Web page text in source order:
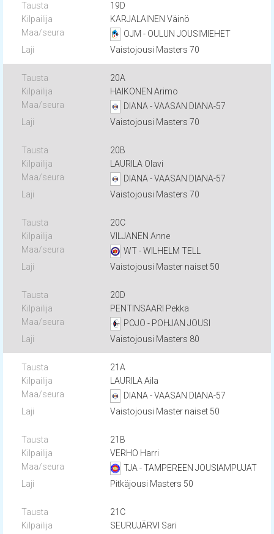
19D
KARJALAINEN Väinö
OJM - OULUN JOUSIMIEHET
Vaistojousi Masters 70
20A
HAIKONEN Arimo
DIANA - VAASAN DIANA-57
Vaistojousi Masters 70
20B
LAURILA Olavi
DIANA - VAASAN DIANA-57
Vaistojousi Masters 70
20C
VILJANEN Anne
WT - WILHELM TELL
Vaistojousi Master naiset 50
20D
PENTINSAARI Pekka
POJO - POHJAN JOUSI
Vaistojousi Masters 80
21A
LAURILA Aila
DIANA - VAASAN DIANA-57
Vaistojousi Master naiset 50
21B
VERHO Harri
TJA - TAMPEREEN JOUSIAMPUJAT
Pitkäjousi Masters 50
21C
SEURUJÄRVI Sari